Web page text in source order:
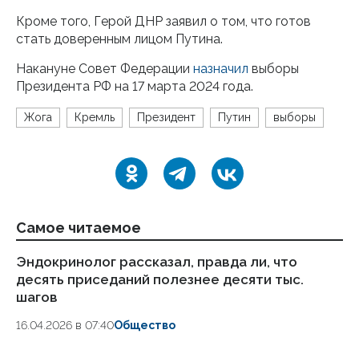
Кроме того, Герой ДНР заявил о том, что готов
стать доверенным лицом Путина.
Накануне Совет Федерации назначил выборы
Президента РФ на 17 марта 2024 года.
Жога Кремль Президент Путин выборы
Самое читаемое
Эндокринолог рассказал, правда ли, что
десять приседаний полезнее десяти тыс.
шагов
16.04.2026 в 07:40Общество